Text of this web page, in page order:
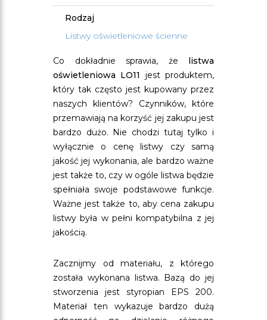
Rodzaj
Listwy oświetleniowe ścienne
Co dokładnie sprawia, że listwa
oświetleniowa LO11 jest produktem,
który tak często jest kupowany przez
naszych klientów? Czynników, które
przemawiają na korzyść jej zakupu jest
bardzo dużo. Nie chodzi tutaj tylko i
wyłącznie o cenę listwy czy samą
jakość jej wykonania, ale bardzo ważne
jest także to, czy w ogóle listwa będzie
spełniała swoje podstawowe funkcje.
Ważne jest także to, aby cena zakupu
listwy była w pełni kompatybilna z jej
jakością.
Zacznijmy od materiału, z którego
została wykonana listwa. Bazą do jej
stworzenia jest styropian EPS 200.
Materiał ten wykazuje bardzo dużą